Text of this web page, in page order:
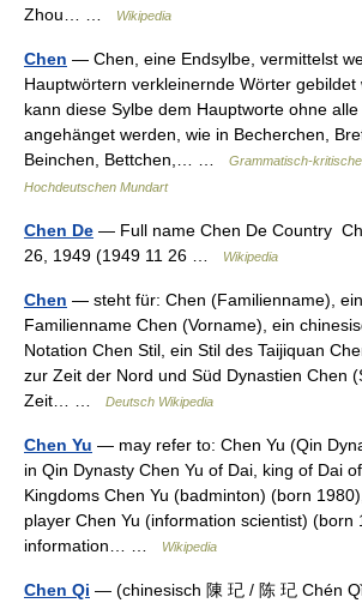
Zhou… …
Wikipedia
Chen — Chen, eine Endsylbe, vermittelst
Hauptwörtern verkleinernde Wörter gebildet
kann diese Sylbe dem Hauptworte ohne
angehänget werden, wie in Becherchen,
Beinchen, Bettchen,… …
Grammatisch-
Hochdeutschen Mundart
Chen De — Full name Chen De Country
26, 1949 (1949 11 26 …
Wikipedia
Chen — steht für: Chen (Familienname),
Familienname Chen (Vorname), ein
Notation Chen Stil, ein Stil des Taijiquan
zur Zeit der Nord und Süd Dynastien Chen
Zeit… …
Deutsch Wikipedia
Chen Yu — may refer to: Chen Yu (Qin
in Qin Dynasty Chen Yu of Dai, king of Dai
Kingdoms Chen Yu (badminton) (born
player Chen Yu (information scientist) (born
information… …
Wikipedia
Chen Qi — (chinesisch 陳 玘 / 陈 玘 Chén